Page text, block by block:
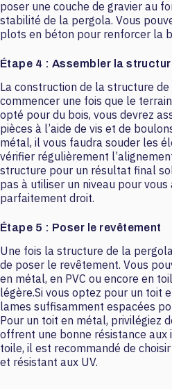
poser une couche de gravier au
stabilité de la pergola. Vous
plots en béton pour renforcer la
Étape 4 : Assembler la
La construction de la structure
commencer une fois que le
opté pour du bois, vous devrez
pièces à l’aide de vis et de
métal, il vous faudra souder les
vérifier régulièrement
structure pour un résultat final
pas à utiliser un niveau pour
parfaitement droit.
Étape 5 : Poser le revêtement
Une fois la structure de la
de poser le revêtement. Vous
en métal, en PVC ou encore en
légère.Si vous optez pour un toit
lames suffisamment espacées
Pour un toit en métal, privilégiez
offrent une bonne résistance aux
toile, il est recommandé de
et résistant aux UV.